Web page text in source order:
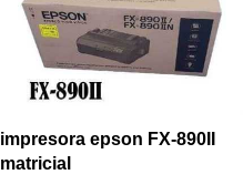
impresora epson FX-890II
matricial